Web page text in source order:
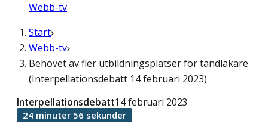
Webb-tv
Start
Webb-tv
Behovet av fler utbildningsplatser för tandläkare
(Interpellationsdebatt 14 februari 2023)
Interpellationsdebatt14 februari 2023
24 minuter 56 sekunder